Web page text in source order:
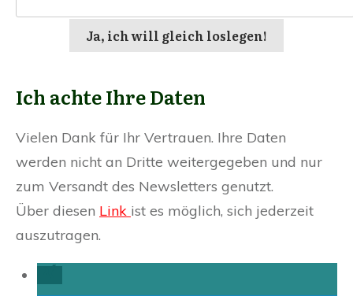
Ja, ich will gleich loslegen!
Ich achte Ihre Daten
Vielen Dank für Ihr Vertrauen. Ihre Daten
werden nicht an Dritte weitergegeben und nur
zum Versandt des Newsletters genutzt.
Über diesen Link ist es möglich, sich jederzeit
auszutragen.